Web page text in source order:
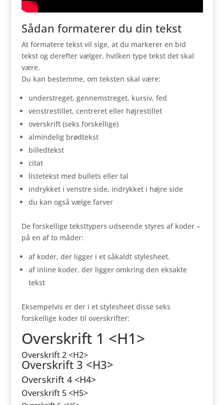
Sådan formaterer du din tekst
At formatere tekst vil sige, at du markerer en bid
tekst og derefter vælger, hvilken type tekst det skal
være.
Du kan bestemme, om teksten skal være:
understreget, gennemstreget, kursiv, fed
venstrestillet, centreret eller højrestillet
overskrift (seks forskellige)
almindelig brødtekst
billedtekst
citat
listetekst med bullets eller tal
indrykket i venstre side, indrykket i højre side
du kan også vælge farver
De forskellige teksttypers udseende styres af koder –
på en af to måder:
af koder, der ligger i et såkaldt stylesheet.
af inline koder, der ligger omkring den eksakte
tekst
Eksempelvis er der i et stylesheet disse seks
forskellige koder til overskrifter:
Overskrift 1 <H1>
Overskrift 2 <H2>
Overskrift 3 <H3>
Overskrift 4 <H4>
Overskrift 5 <H5>